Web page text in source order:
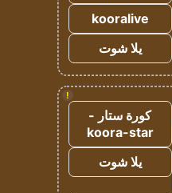
kooralive
يلا شوت
!
كورة ستار -
koora-star
يلا شوت